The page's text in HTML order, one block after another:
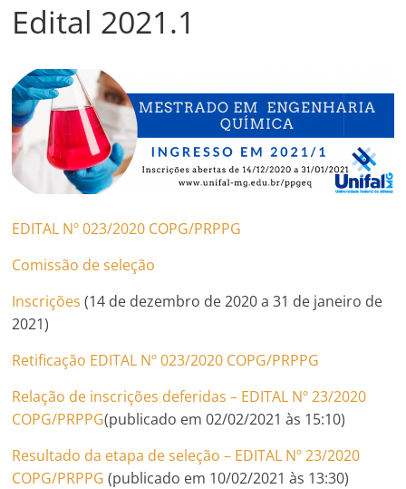
Edital 2021.1
EDITAL Nº 023/2020 COPG/PRPPG
Comissão de seleção
Inscrições (14 de dezembro de 2020 a 31 de janeiro de
2021)
Retificação EDITAL Nº 023/2020 COPG/PRPPG
Relação de inscrições deferidas – EDITAL Nº 23/2020
COPG/PRPPG(publicado em 02/02/2021 às 15:10)
Resultado da etapa de seleção – EDITAL Nº 23/2020
COPG/PRPPG (publicado em 10/02/2021 às 13:30)